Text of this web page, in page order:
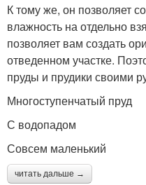
К тому же, он позволяет
влажность на отдельно
позволяет вам создать
отведенном участке.
пруды и прудики своими
Многоступенчатый пруд
С водопадом
Совсем маленький
читать дальше →